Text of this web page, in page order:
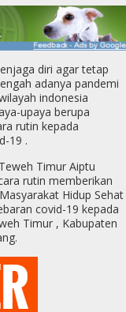
diri agar tetap
adanya pandemi
indonesia
upaya berupa
rutin kepada
19 .
Timur Aiptu
rutin memberikan
Hidup Sehat
covid-19 kepada
Timur , Kabupaten